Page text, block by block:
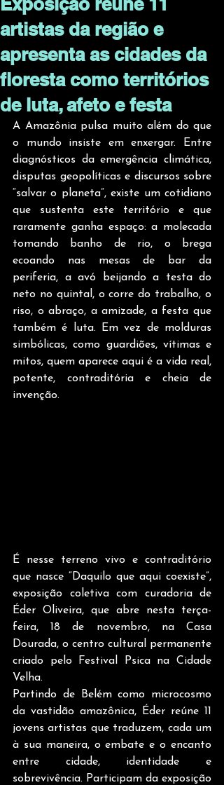
artistas da região e
apresenta as cidades da
floresta como territórios
de luta, afeto e festa
A Amazônia pulsa muito além do que
o mundo insiste em enxergar. Entre
diagnósticos da emergência climática,
disputas geopolíticas e discursos sobre
“salvar o planeta”, existe um cotidiano
que sustenta este território e que
raramente ganha espaço: a molecada
tomando banho de rio, o brega
ecoando nas mesas de bar da
periferia, a avó beijando a testa do
neto no quintal, o corre do trabalho, o
riso, o abraço, a amizade, a festa que
também é luta. Em vez de molduras
simbólicas, como guardiões, vítimas e
mitos, quem aparece aqui é a vida real,
potente, contraditória e cheia de
invenção.
É nesse terreno vivo e contraditório
que nasce “Daquilo que aqui coexiste”,
exposição coletiva com curadoria de
Éder Oliveira, que abre nesta terça-
feira, 18 de novembro, na Casa
Dourada, o centro cultural permanente
criado pelo Festival Psica na Cidade
Velha.
Partindo de Belém como microcosmo
da vastidão amazônica, Éder reúne 11
jovens artistas que traduzem, cada um
à sua maneira, o embate e o encanto
entre cidade, identidade e
sobrevivência. Participam da exposição